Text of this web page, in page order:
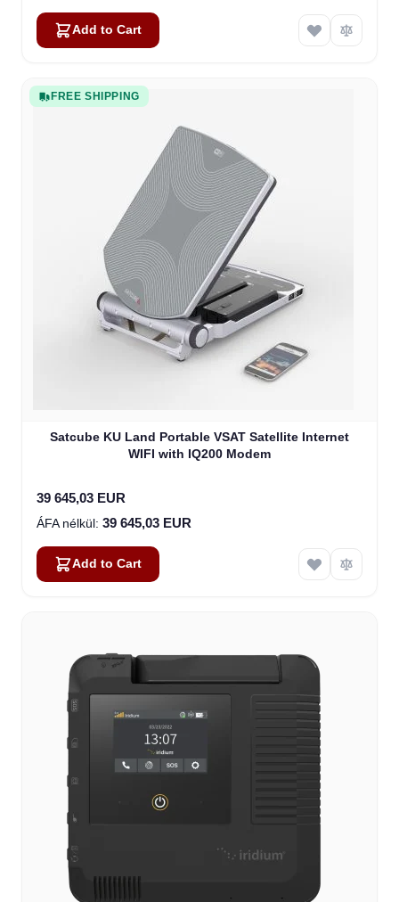
Add to Cart
FREE SHIPPING
Satcube KU Land Portable VSAT Satellite Internet
WIFI with IQ200 Modem
39 645,03 EUR
39 645,03 EUR
Add to Cart